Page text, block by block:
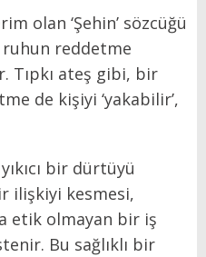
olan ‘Şehin’ sözcüğü
ruhun reddetme
Tıpkı ateş gibi, bir
de kişiyi ‘yakabilir’,
bir dürtüyü
ilişkiyi kesmesi,
etik olmayan bir iş
Bu sağlıklı bir